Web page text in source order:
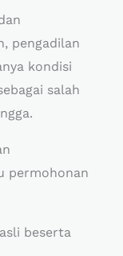
pengadilan
kondisi
salah
permohonan
beserta